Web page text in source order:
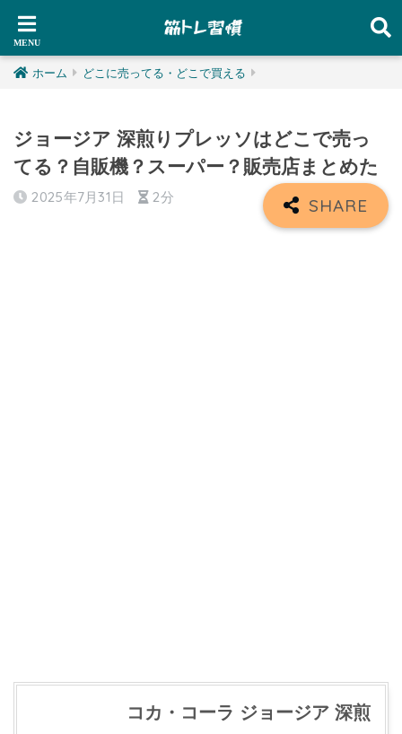
ホーム どこに売ってる・どこで買える
ジョージア 深煎りプレッソはどこで売っ
てる？自販機？スーパー？販売店まとめた
2025年7月31日 2分
コカ・コーラ ジョージア 深煎